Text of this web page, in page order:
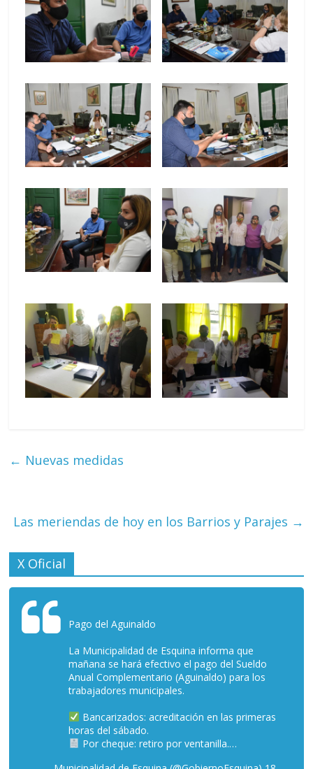
← Nuevas medidas
Las meriendas de hoy en los Barrios y Parajes →
X Oficial
Pago del Aguinaldo
La Municipalidad de Esquina informa que
mañana se hará efectivo el pago del Sueldo
Anual Complementario (Aguinaldo) para los
trabajadores municipales.
Bancarizados: acreditación en las primeras
horas del sábado.
Por cheque: retiro por ventanilla.…